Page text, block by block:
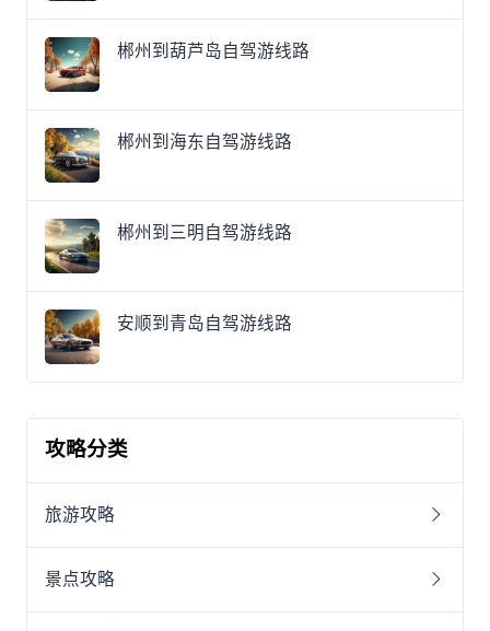
郴州到葫芦岛自驾游线路
郴州到海东自驾游线路
郴州到三明自驾游线路
安顺到青岛自驾游线路
攻略分类
旅游攻略
景点攻略